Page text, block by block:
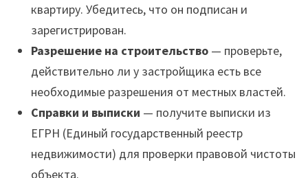
квартиру. Убедитесь, что он подписан и
зарегистрирован.
Разрешение на строительство— проверьте,
действительно ли у застройщика есть все
необходимые разрешения от местных властей.
Справки и выписки — получите выписки из
ЕГРН (Единый государственный реестр
недвижимости) для проверки правовой чистоты
объекта.